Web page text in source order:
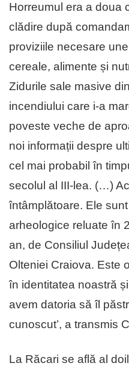
Horreumul era a doua
clădire după
proviziile necesare
cereale, alimente și
Zidurile sale masive
incendiului care i-a
poveste veche de
noi informații despre
cel mai probabil în
secolul al III-lea. (…)
întâmplătoare. Ele
arheologice reluate în
an, de Consiliul
Olteniei Craiova. Este
în identitatea noastră
avem datoria să îl
cunoscut’, a transmis
La Răcari se află al